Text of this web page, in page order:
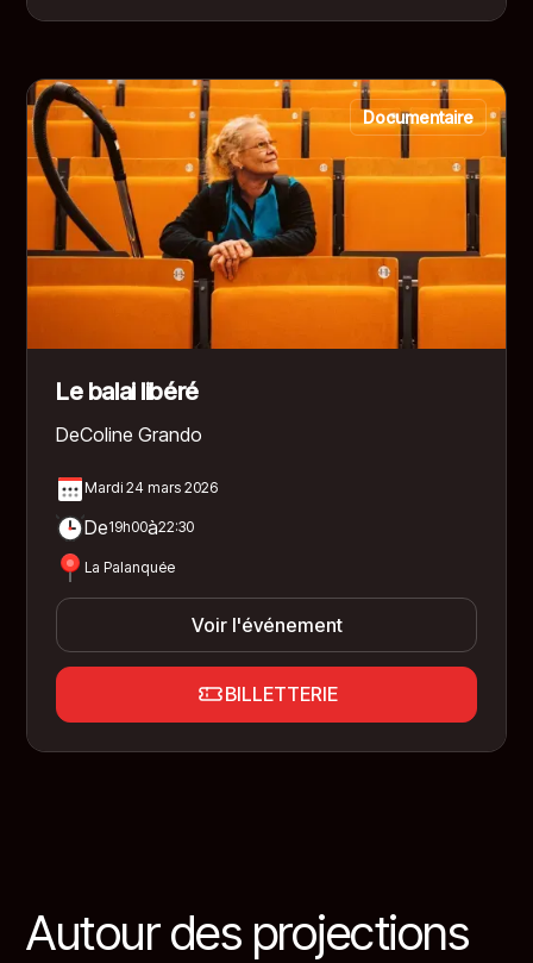
Documentaire
Le balai libéré
DeColine Grando
Mardi 24 mars 2026
De19h00à22:30
La Palanquée
Voir l'événement
BILLETTERIE
Autour des projections